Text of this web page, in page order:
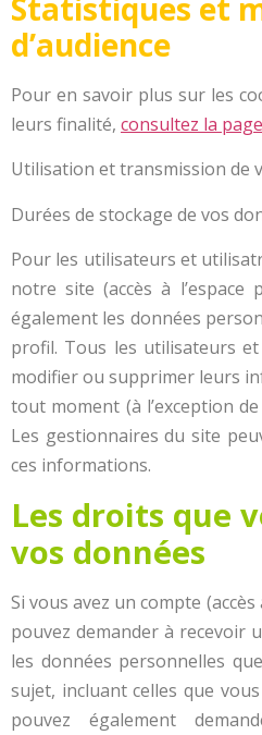
Statistiques et
d’audience
Pour en savoir plus sur les
leurs finalité, consultez la
Utilisation et transmission de
Durées de stockage de vos
Pour les utilisateurs et
notre site (accès à l’espace
également les données
profil. Tous les utilisateurs
modifier ou supprimer leurs
tout moment (à l’exception
Les gestionnaires du site
ces informations.
Les droits que
vos données
Si vous avez un compte
pouvez demander à recevoir
les données personnelles
sujet, incluant celles que
pouvez également